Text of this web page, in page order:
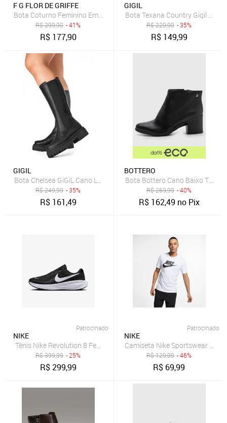
F G FLOR DE GRIFFE
Bota Coturno Feminino Em Couro Legítimo Preto Flor de Griffe
R$299,90 - 41%
R$ 177,90
GIGIL
Bota Texana Country Gigil
R$229,99 - 35%
R$ 149,99
GIGIL
Bota Chelsea GiGiL Cano Longo Elástico Preta
R$249,99 - 35%
R$ 161,49
BOTTERO
Bota Bottero Cano Baixo
R$269,99 - 40%
R$ 162,49 no Pix
Patrocinado
NIKE
Tênis Nike Revolution 8 Feminino
R$399,99 - 25%
R$299,99
Patrocinado
NIKE
Camiseta Nike Sportswear Icon
R$129,99 - 46%
R$ 69,99